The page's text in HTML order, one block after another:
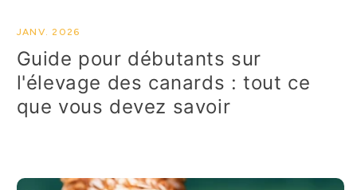
JANV. 2026
Guide pour débutants sur
l'élevage des canards : tout ce
que vous devez savoir